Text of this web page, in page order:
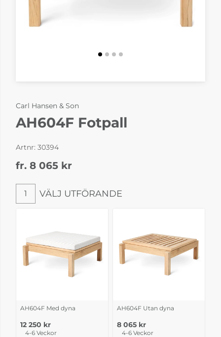
Carl Hansen & Son
AH604F Fotpall
Artnr: 30394
fr. 8 065 kr
Välj utförande
1 VÄLJ UTFÖRANDE
AH604F Med dyna
12 250 kr
4-6 Veckor
AH604F Utan dyna
8 065 kr
4-6 Veckor